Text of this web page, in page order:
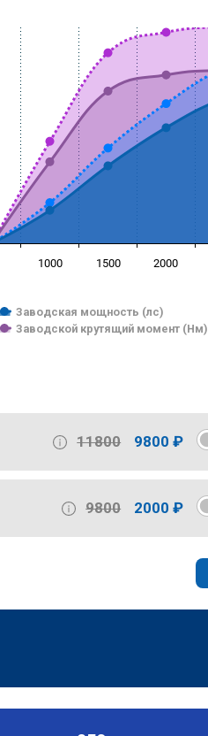
Заводская мощность (лс)
Заводской крутящий момент (Нм)
1000 1500 2000
11800 9800 ₽
9800 2000 ₽